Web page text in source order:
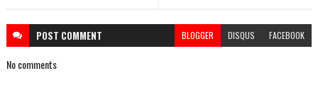
POST COMMENT BLOGGER DISQUS FACEBOOK
No comments